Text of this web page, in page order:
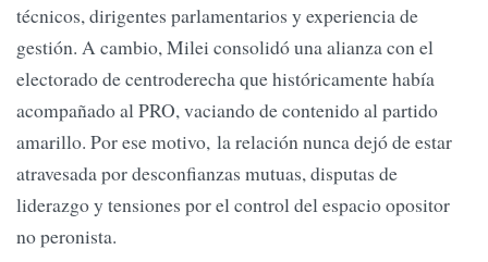
técnicos, dirigentes parlamentarios y experiencia de
gestión. A cambio, Milei consolidó una alianza con el
electorado de centroderecha que históricamente había
acompañado al PRO, vaciando de contenido al partido
amarillo. Por ese motivo, la relación nunca dejó de estar
atravesada por desconfianzas mutuas, disputas de
liderazgo y tensiones por el control del espacio opositor
no peronista.